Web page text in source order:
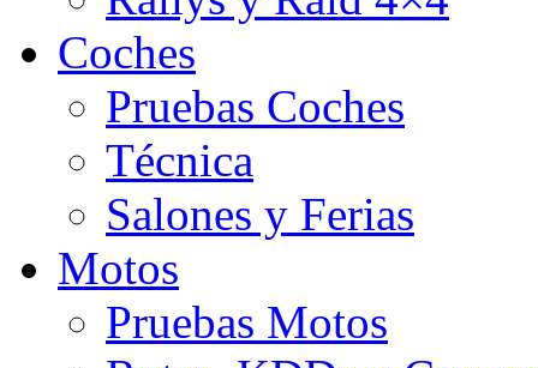
Coches
Pruebas Coches
Técnica
Salones y Ferias
Motos
Pruebas Motos